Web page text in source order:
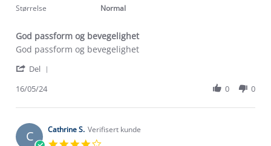
rating
Størrelse Normal
God passform og bevegelighet
Review
Kristin
on
May
review
God
og
God passform og bevegelighet
Del
Kristin
on
16
16/05/24 0 0
C Cathrine S. Verifisert kunde